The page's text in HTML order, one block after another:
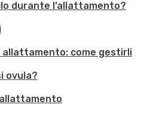
durante l’allattamento?
allattamento: come gestirli
ovula?